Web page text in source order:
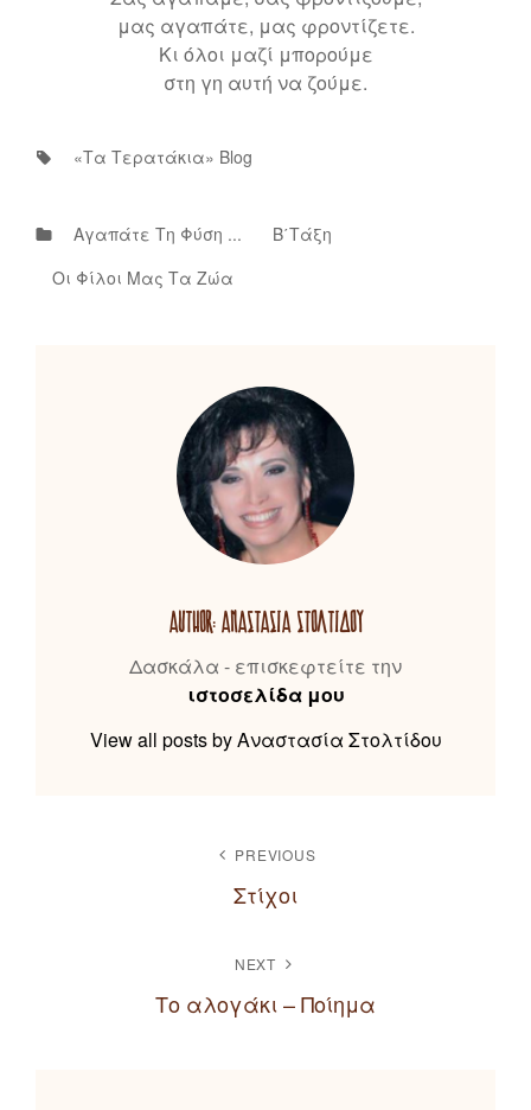
μας αγαπάτε, μας φροντίζετε.
Κι όλοι μαζί μπορούμε
στη γη αυτή να ζούμε.
Tags:
«τα Τερατάκια» Blog
Categories
Αγαπάτε Τη Φύση ...
Β΄τάξη
Οι Φίλοι Μας Τα Ζώα
AUTHOR:ΑΝΑΣΤΑΣΊΑ ΣΤΟΛΤΊΔΟΥ
Δασκάλα - επισκεφτείτε την
ιστοσελίδα μου
View all posts by Αναστασία Στολτίδου
PREVIOUS
Στίχοι
NEXT
Το αλογάκι – Ποίημα